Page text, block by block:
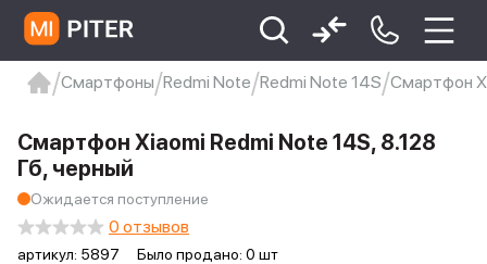
Xiaomi 9 про
xiaomi redmi 12c
Смартфоны Redmi Note Redmi Note 14S Смартфон
Смартфон Xiaomi Redmi Note 14S, 8.128
Гб, черный
Ожидается поступление
артикул: 5897 Было продано: 0 шт
0 отзывов